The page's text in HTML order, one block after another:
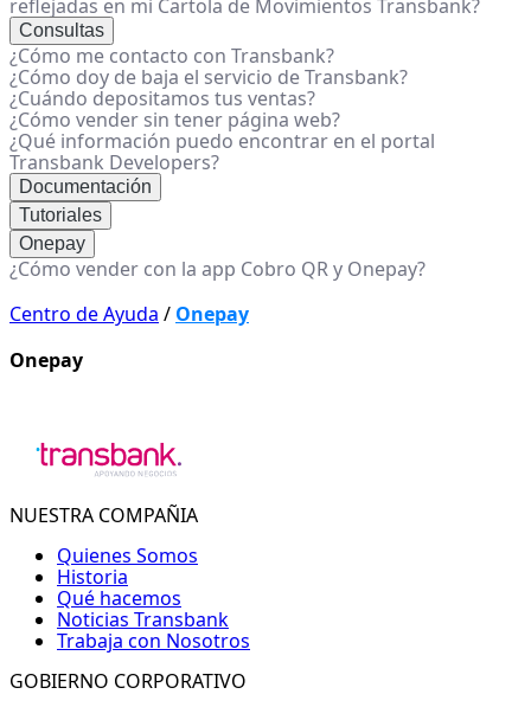
reflejadas en mi Cartola de Movimientos Transbank?
Consultas
¿Cómo me contacto con Transbank?
¿Cómo doy de baja el servicio de Transbank?
¿Cuándo depositamos tus ventas?
¿Cómo vender sin tener página web?
¿Qué información puedo encontrar en el portal
Transbank Developers?
Documentación
Tutoriales
Onepay
¿Cómo vender con la app Cobro QR y Onepay?
Centro de Ayuda / Onepay
Onepay
NUESTRA COMPAÑIA
Quienes Somos
Historia
Qué hacemos
Noticias Transbank
Trabaja con Nosotros
GOBIERNO CORPORATIVO